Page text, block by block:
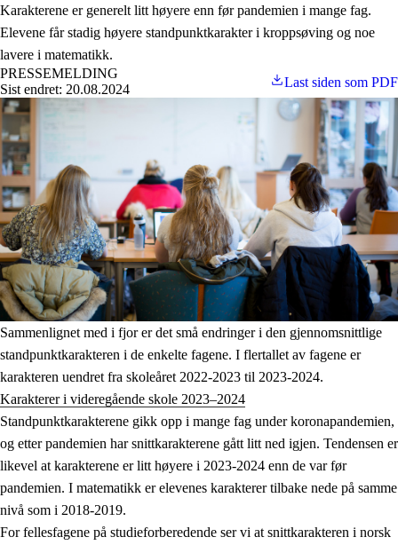
Karakterene er generelt litt høyere enn før pandemien i mange fag.
Elevene får stadig høyere standpunktkarakter i kroppsøving og noe
lavere i matematikk.
PRESSEMELDING
Sist endret: 20.08.2024
Last siden som PDF
Sammenlignet med i fjor er det små endringer i den gjennomsnittlige
standpunktkarakteren i de enkelte fagene. I flertallet av fagene er
karakteren uendret fra skoleåret 2022-2023 til 2023-2024.
Karakterer i videregående skole 2023–2024
Standpunktkarakterene gikk opp i mange fag under koronapandemien,
og etter pandemien har snittkarakterene gått litt ned igjen. Tendensen er
likevel at karakterene er litt høyere i 2023-2024 enn de var før
pandemien. I matematikk er elevenes karakterer tilbake nede på samme
nivå som i 2018-2019.
For fellesfagene på studieforberedende ser vi at snittkarakteren i norsk